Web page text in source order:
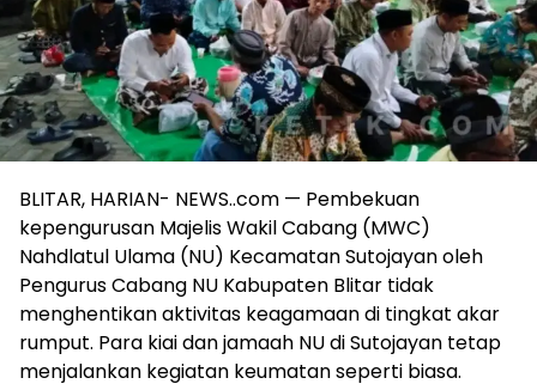
BLITAR, HARIAN- NEWS..com — Pembekuan
kepengurusan Majelis Wakil Cabang (MWC)
Nahdlatul Ulama (NU) Kecamatan Sutojayan oleh
Pengurus Cabang NU Kabupaten Blitar tidak
menghentikan aktivitas keagamaan di tingkat akar
rumput. Para kiai dan jamaah NU di Sutojayan tetap
menjalankan kegiatan keumatan seperti biasa.